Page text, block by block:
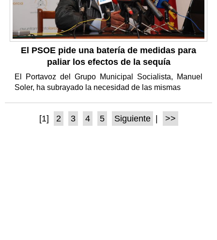
El PSOE pide una batería de medidas para
paliar los efectos de la sequía
El Portavoz del Grupo Municipal Socialista, Manuel
Soler, ha subrayado la necesidad de las mismas
[1] 2 3 4 5 Siguiente | >>